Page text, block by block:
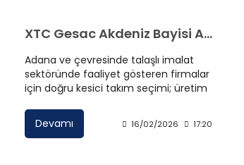
XTC Gesac Akdeniz Bayisi Adana
Adana ve çevresinde talaşlı imalat
sektöründe faaliyet gösteren firmalar
için doğru kesici takım seçimi; üretim
açısından kritik öneme sahiptir. XTC
Gesac Akdeniz Bayisi Adana
Devamı 16/02/2026 17:20